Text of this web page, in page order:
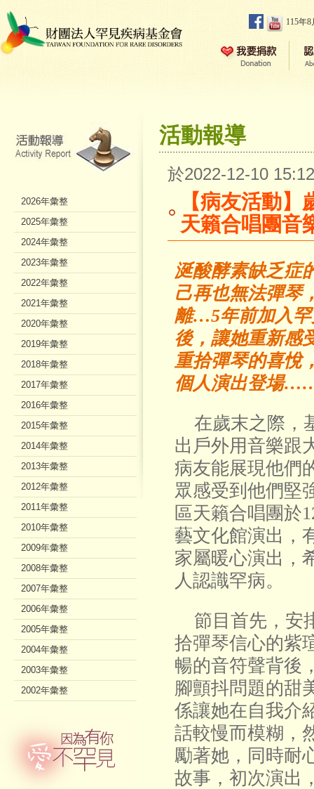
115年
活動報導
於2022-12-10
【病友活動
天籟合唱團音
涎酸酵素缺乏症
己再也無法彈琴
離…5年前加入
後，讓她重新感
重拾彈琴的喜悅
個人演出登場
在歲末之際，
出戶外用音樂跟
病友能展現他們
眾感受到他們堅
區天籟合唱團於
藝文化館演出，
家屬暖心演出，
人認識罕病。
節目首先，安
拾彈琴信心的紫
暢的音符聲背後
腳顫抖問題的甜
係讓她在自我介
話較慢而模糊，
勵著她，同時耐
故事，初次演出
2026年彙整
2025年彙整
2024年彙整
2023年彙整
2022年彙整
2021年彙整
2020年彙整
2019年彙整
2018年彙整
2017年彙整
2016年彙整
2015年彙整
2014年彙整
2013年彙整
2012年彙整
2011年彙整
2010年彙整
2009年彙整
2008年彙整
2007年彙整
2006年彙整
2005年彙整
2004年彙整
2003年彙整
2002年彙整